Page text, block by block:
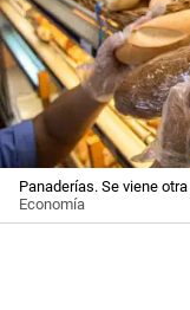
Panaderías. Se viene
Economía